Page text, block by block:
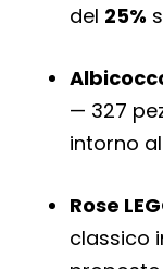
del 25%
— 327
intorno al
Rose
classico